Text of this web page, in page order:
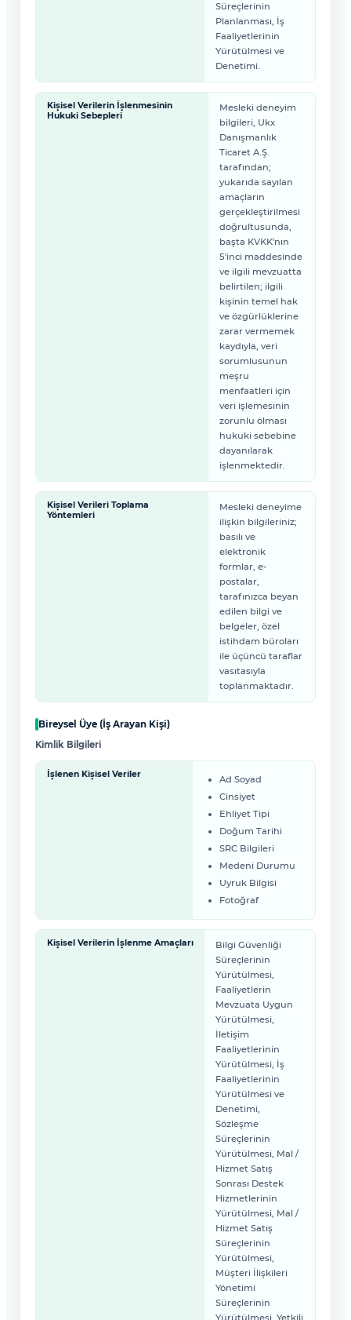
Süreçlerinin
Planlanması, İş
Faaliyetlerinin
Yürütülmesi ve
Denetimi.
Kişisel Verilerin İşlenmesinin
Hukuki Sebepleri
Mesleki deneyim
bilgileri, Ukx
Danışmanlık
Ticaret A.Ş.
tarafından;
yukarıda sayılan
amaçların
gerçekleştirilmesi
doğrultusunda,
başta KVKK'nın
5'inci maddesinde
ve ilgili mevzuatta
belirtilen; ilgili
kişinin temel hak
ve özgürlüklerine
zarar vermemek
kaydıyla, veri
sorumlusunun
meşru
menfaatleri için
veri işlemesinin
zorunlu olması
hukuki sebebine
dayanılarak
işlenmektedir.
Kişisel Verileri Toplama
Yöntemleri
Mesleki deneyime
ilişkin bilgileriniz;
basılı ve
elektronik
formlar, e-
postalar,
tarafınızca beyan
edilen bilgi ve
belgeler, özel
istihdam büroları
ile üçüncü taraflar
vasıtasıyla
toplanmaktadır.
Bireysel Üye (İş Arayan Kişi)
Kimlik Bilgileri
İşlenen Kişisel Veriler
Ad Soyad
Cinsiyet
Ehliyet Tipi
Doğum Tarihi
SRC Bilgileri
Medeni Durumu
Uyruk Bilgisi
Fotoğraf
Kişisel Verilerin İşlenme Amaçları
Bilgi Güvenliği
Süreçlerinin
Yürütülmesi,
Faaliyetlerin
Mevzuata Uygun
Yürütülmesi,
İletişim
Faaliyetlerinin
Yürütülmesi, İş
Faaliyetlerinin
Yürütülmesi ve
Denetimi,
Sözleşme
Süreçlerinin
Yürütülmesi, Mal /
Hizmet Satış
Sonrası Destek
Hizmetlerinin
Yürütülmesi, Mal /
Hizmet Satış
Süreçlerinin
Yürütülmesi,
Müşteri İlişkileri
Yönetimi
Süreçlerinin